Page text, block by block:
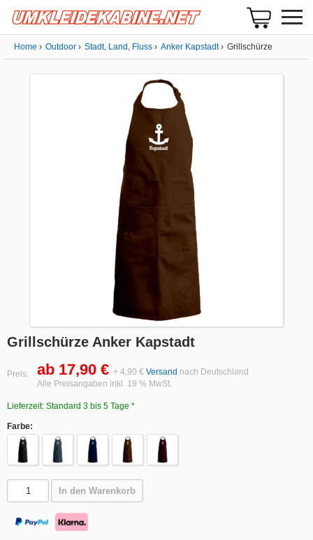
Home Outdoor Stadt, Land, Fluss Anker Kapstadt Grillschürze
Grillschürze Anker Kapstadt
Preis: ab 17,90 € + 4,90 € Versand nach Deutschland
Alle Preisangaben inkl. 19 % MwSt.
Lieferzeit: Standard 3 bis 5 Tage *
Farbe:
In den Warenkorb